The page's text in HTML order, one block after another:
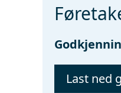
Last ned